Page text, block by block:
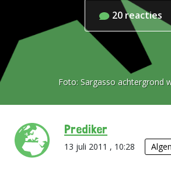
20 reacties
Foto: Sargasso achtergrond
Prediker
13 juli 2011 , 10:28